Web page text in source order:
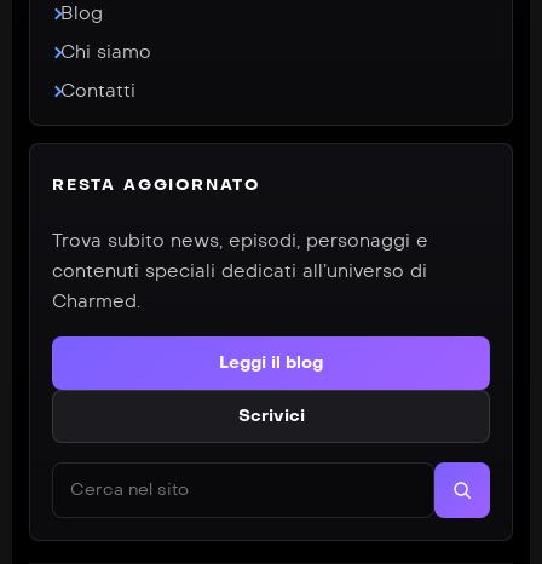
Blog
Chi siamo
Contatti
RESTA AGGIORNATO
Trova subito news, episodi, personaggi e
contenuti speciali dedicati all’universo di
Charmed.
Leggi il blog
Scrivici
Cerca nel sito